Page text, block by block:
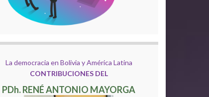
La democracia en Bolivia y América Latina
CONTRIBUCIONES DEL
PDh. RENÉ ANTONIO MAYORGA